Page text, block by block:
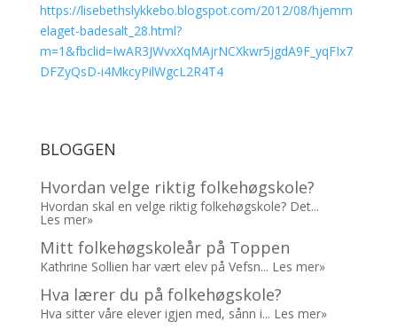
https://lisebethslykkebo.blogspot.com/2012/08/hjemm
elaget-badesalt_28.html?
m=1&fbclid=IwAR3JWvxXqMAjrNCXkwr5jgdA9F_yqFIx7
DFZyQsD-i4MkcyPilWgcL2R4T4
BLOGGEN
Hvordan velge riktig folkehøgskole?
Hvordan skal en velge riktig folkehøgskole? Det...
Les mer»
Mitt folkehøgskoleår på Toppen
Kathrine Sollien har vært elev på Vefsn... Les mer»
Hva lærer du på folkehøgskole?
Hva sitter våre elever igjen med, sånn i... Les mer»